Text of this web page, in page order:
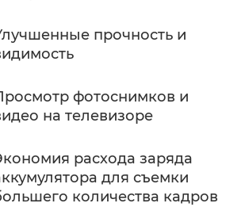
прочность и
фотоснимков и
на телевизоре
расхода заряда
для съемки
количества кадров